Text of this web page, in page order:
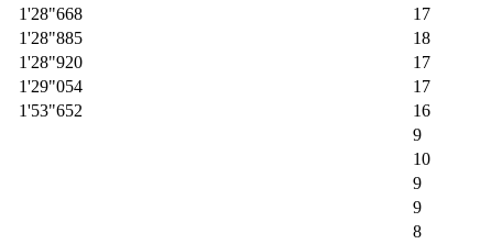
1'28"668
17
1'28"885
18
1'28"920
17
1'29"054
17
1'53"652
16
9
10
9
9
8